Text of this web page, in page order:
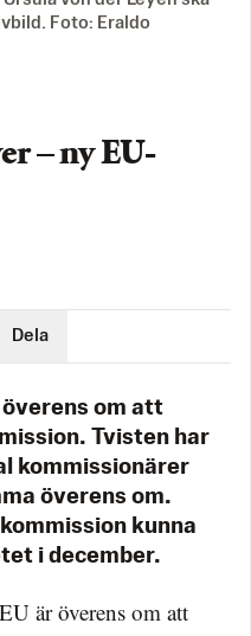
Foto: Eraldo
– ny EU-
Dela
om att
Tvisten har
kommissionärer
överens om.
kunna
i december.
är överens om att